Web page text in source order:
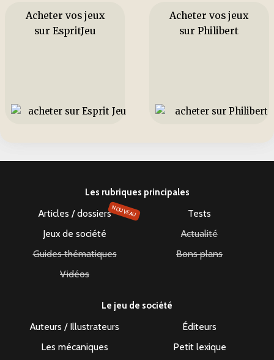
Acheter vos jeux
sur EspritJeu
Acheter vos jeux
sur Philibert
Les rubriques principales
Articles / dossiersNOUVEAU
Tests
Jeux de société
Actualité
Guides thématiques
Bons plans
Vidéos
Le jeu de société
Auteurs / Illustrateurs
Éditeurs
Les mécaniques
Petit lexique